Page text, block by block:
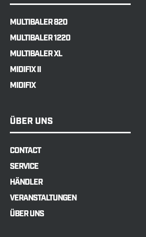
MULTIBALER 820
MULTIBALER 1220
MULTIBALER XL
MIDIFIX II
MIDIFIX
ÜBER UNS
CONTACT
SERVICE
HÄNDLER
VERANSTALTUNGEN
ÜBER UNS